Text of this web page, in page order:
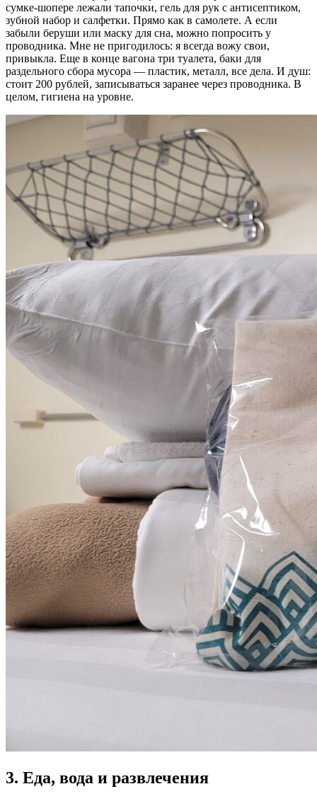
сумке-шопере лежали тапочки, гель для рук с антисептиком,
зубной набор и салфетки. Прямо как в самолете. А если
забыли беруши или маску для сна, можно попросить у
проводника. Мне не пригодилось: я всегда вожу свои,
привыкла. Еще в конце вагона три туалета, баки для
раздельного сбора мусора — пластик, металл, все дела. И душ:
стоит 200 рублей, записываться заранее через проводника. В
целом, гигиена на уровне.
3. Еда, вода и развлечения